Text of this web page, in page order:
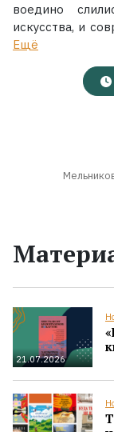
воедино
искусства, и
Ещё
21.07.2026